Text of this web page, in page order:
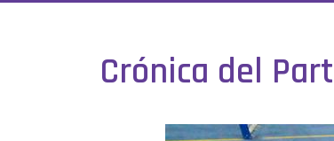
Crónica del